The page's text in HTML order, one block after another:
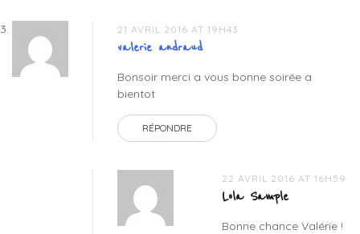
21 AVRIL 2016 AT 19H43
valerie andraud
Bonsoir merci a vous bonne soirée a
bientot
RÉPONDRE
22 AVRIL 2016 AT 16H59
Lola Sample
Bonne chance Valérie !